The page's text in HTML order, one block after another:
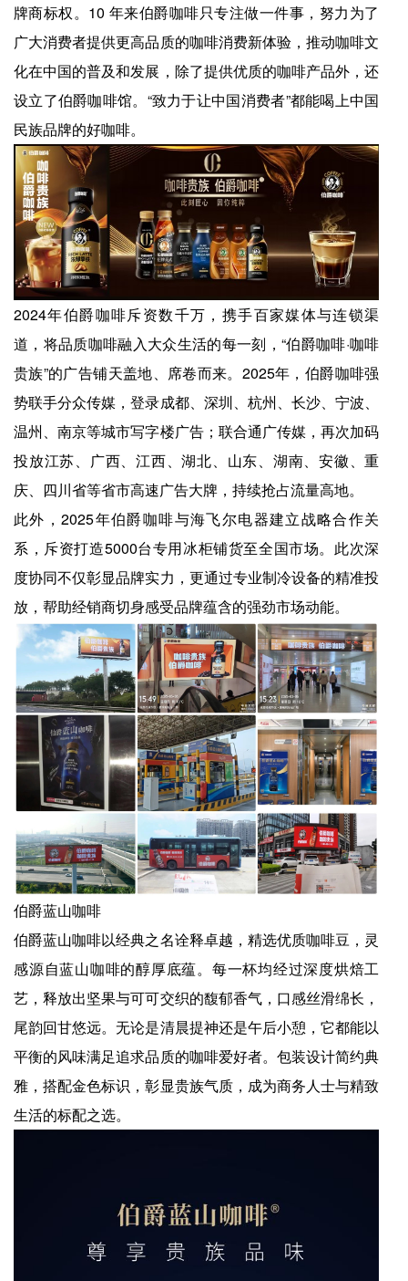
牌商标权。10 年来伯爵咖啡只专注做一件事，努力为了
广大消费者提供更高品质的咖啡消费新体验，推动咖啡文
化在中国的普及和发展，除了提供优质的咖啡产品外，还
设立了伯爵咖啡馆。“致力于让中国消费者”都能喝上中国
民族品牌的好咖啡。
2024年伯爵咖啡斥资数千万，携手百家媒体与连锁渠
道，将品质咖啡融入大众生活的每一刻，“伯爵咖啡·咖啡
贵族”的广告铺天盖地、席卷而来。2025年，伯爵咖啡强
势联手分众传媒，登录成都、深圳、杭州、长沙、宁波、
温州、南京等城市写字楼广告；联合通广传媒，再次加码
投放江苏、广西、江西、湖北、山东、湖南、安徽、重
庆、四川省等省市高速广告大牌，持续抢占流量高地。
此外，2025年伯爵咖啡与海飞尔电器建立战略合作关
系，斥资打造5000台专用冰柜铺货至全国市场。此次深
度协同不仅彰显品牌实力，更通过专业制冷设备的精准投
放，帮助经销商切身感受品牌蕴含的强劲市场动能。
伯爵蓝山咖啡
伯爵蓝山咖啡以经典之名诠释卓越，精选优质咖啡豆，灵
感源自蓝山咖啡的醇厚底蕴。每一杯均经过深度烘焙工
艺，释放出坚果与可可交织的馥郁香气，口感丝滑绵长，
尾韵回甘悠远。无论是清晨提神还是午后小憩，它都能以
平衡的风味满足追求品质的咖啡爱好者。包装设计简约典
雅，搭配金色标识，彰显贵族气质，成为商务人士与精致
生活的标配之选。